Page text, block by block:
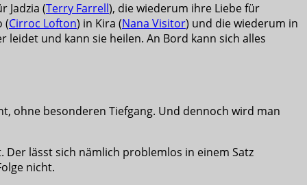
Jadzia (Terry Farrell), die wiederum ihre Liebe für
(Cirroc Lofton) in Kira (Nana Visitor) und die wiederum in
leidet und kann sie heilen. An Bord kann sich alles
ohne besonderen Tiefgang. Und dennoch wird man
lässt sich nämlich problemlos in einem Satz
nicht.